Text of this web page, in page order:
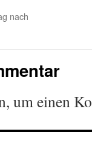
nach
um einen